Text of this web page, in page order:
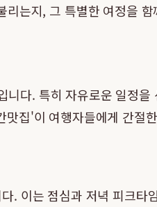
리는지, 그 특별한 여정을
다. 특히 자유로운 일정
집'이 여행자들에게 간절
. 이는 점심과 저녁 피크타